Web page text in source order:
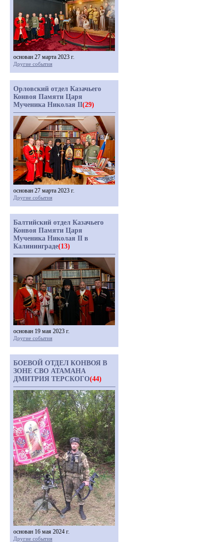
основан 27 марта 2023 г.
Другие события
Орловский отдел Казачьего
Конвоя Памяти Царя
Мученика Николая II(29)
основан 27 марта 2023 г.
Другие события
Балтийский отдел Казачьего
Конвоя Памяти Царя
Мученика Николая II в
Калининграде(13)
основан 19 мая 2023 г.
Другие события
БОЕВОЙ ОТДЕЛ КОНВОЯ В
ЗОНЕ СВО АТАМАНА
ДМИТРИЯ ТЕРСКОГО(44)
основан 16 мая 2024 г.
Другие события